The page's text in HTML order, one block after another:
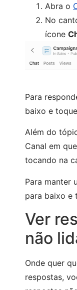
Abra o
No
ícone
Para
baixo e
Além do
Canal em
tocando na
Para manter
para baixo e
Ver
não
Onde quer
respostas,